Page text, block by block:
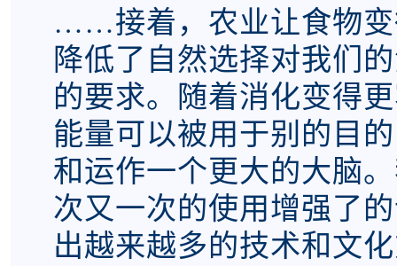
……接着，农业让食物
降低了自然选择对我们
的要求。随着消化变得
能量可以被用于别的目
和运作一个更大的大脑
次又一次的使用增强了
出越来越多的技术和文